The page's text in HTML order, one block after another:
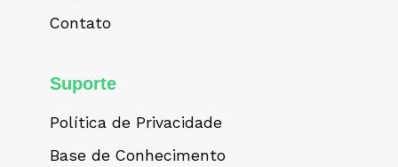
Contato
Suporte
Política de Privacidade
Base de Conhecimento